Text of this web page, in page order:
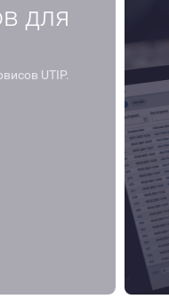
для
UTIP.